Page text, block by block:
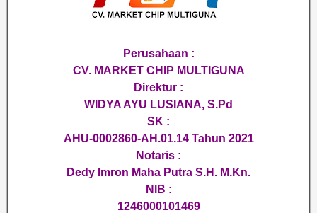
Perusahaan :
CV. MARKET CHIP MULTIGUNA
Direktur :
WIDYA AYU LUSIANA, S.Pd
SK :
AHU-0002860-AH.01.14 Tahun 2021
Notaris :
Dedy Imron Maha Putra S.H. M.Kn.
NIB :
1246000101469